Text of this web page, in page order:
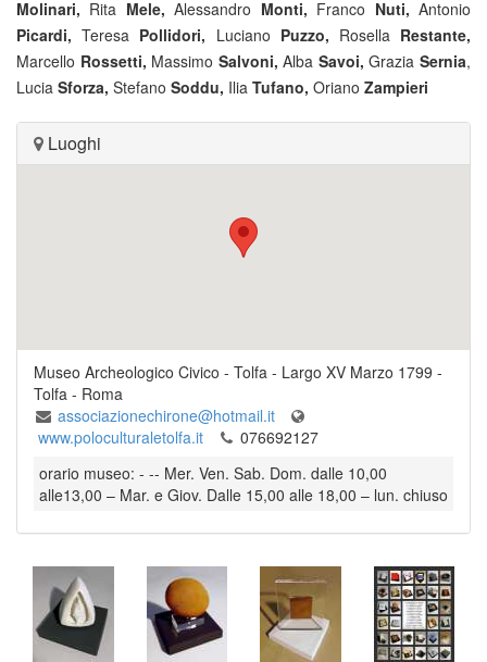
Molinari, Rita Mele,Alessandro Monti, Franco Nuti,Antonio
Picardi,Teresa Pollidori, Luciano Puzzo, RosellaRestante,
Marcello Rossetti, Massimo Salvoni,Alba Savoi,GraziaSernia,
Lucia Sforza, Stefano Soddu, Ilia Tufano, Oriano Zampieri
Luoghi
Museo Archeologico Civico - Tolfa - Largo XV Marzo 1799 -
Tolfa - Roma
associazionechirone@hotmail.it
www.poloculturaletolfa.it
076692127
orario museo: - -- Mer. Ven. Sab. Dom. dalle 10,00
alle13,00 – Mar. e Giov. Dalle 15,00 alle 18,00 – lun. chiuso